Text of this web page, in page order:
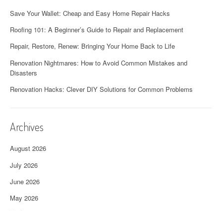
Save Your Wallet: Cheap and Easy Home Repair Hacks
Roofing 101: A Beginner’s Guide to Repair and Replacement
Repair, Restore, Renew: Bringing Your Home Back to Life
Renovation Nightmares: How to Avoid Common Mistakes and
Disasters
Renovation Hacks: Clever DIY Solutions for Common Problems
Archives
August 2026
July 2026
June 2026
May 2026